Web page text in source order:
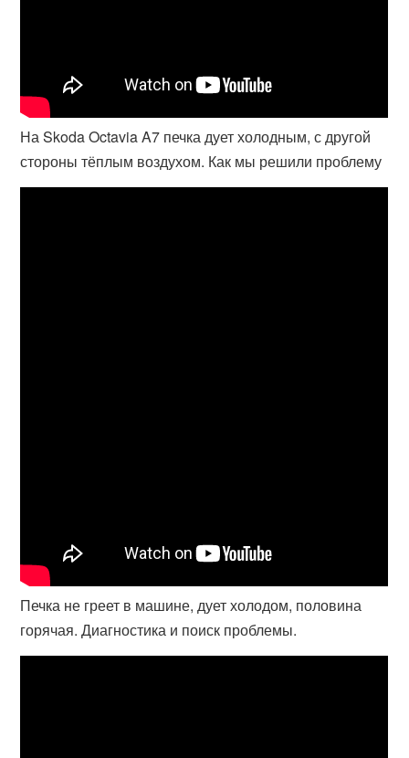
На Skoda Octavia A7 печка дует холодным, с другой
стороны тёплым воздухом. Как мы решили проблему
Печка не греет в машине, дует холодом, половина
горячая. Диагностика и поиск проблемы.